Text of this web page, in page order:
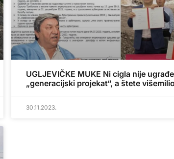
UGLJEVIČKE MUKE Ni cigla nije
„generacijski projekat“, a štete
30.11.2023.